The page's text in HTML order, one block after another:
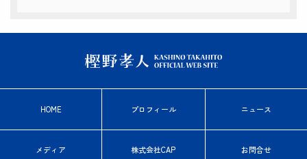
HOME プロフィール ニュース
メディア 株式会社CAP お問合せ